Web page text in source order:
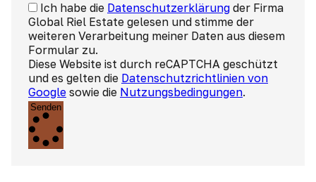
Ich habe die Datenschutzerklärung der Firma
Global Riel Estate gelesen und stimme der
weiteren Verarbeitung meiner Daten aus diesem
Formular zu.
Diese Website ist durch reCAPTCHA geschützt
und es gelten die Datenschutzrichtlinien von
Google sowie die Nutzungsbedingungen.
Senden